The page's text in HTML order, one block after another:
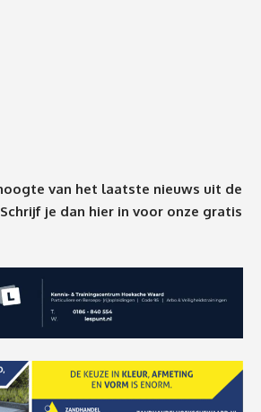
van het laatste nieuws uit de
je dan hier in voor onze gratis